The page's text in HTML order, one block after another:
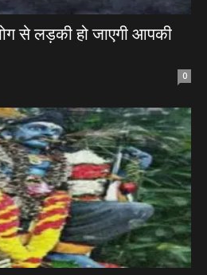
से लड़की हो जाएगी आपकी
0